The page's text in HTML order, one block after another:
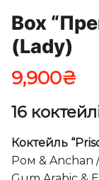
Box
(Lady)
9,900₴
16
Коктейль
Ром & Anchan